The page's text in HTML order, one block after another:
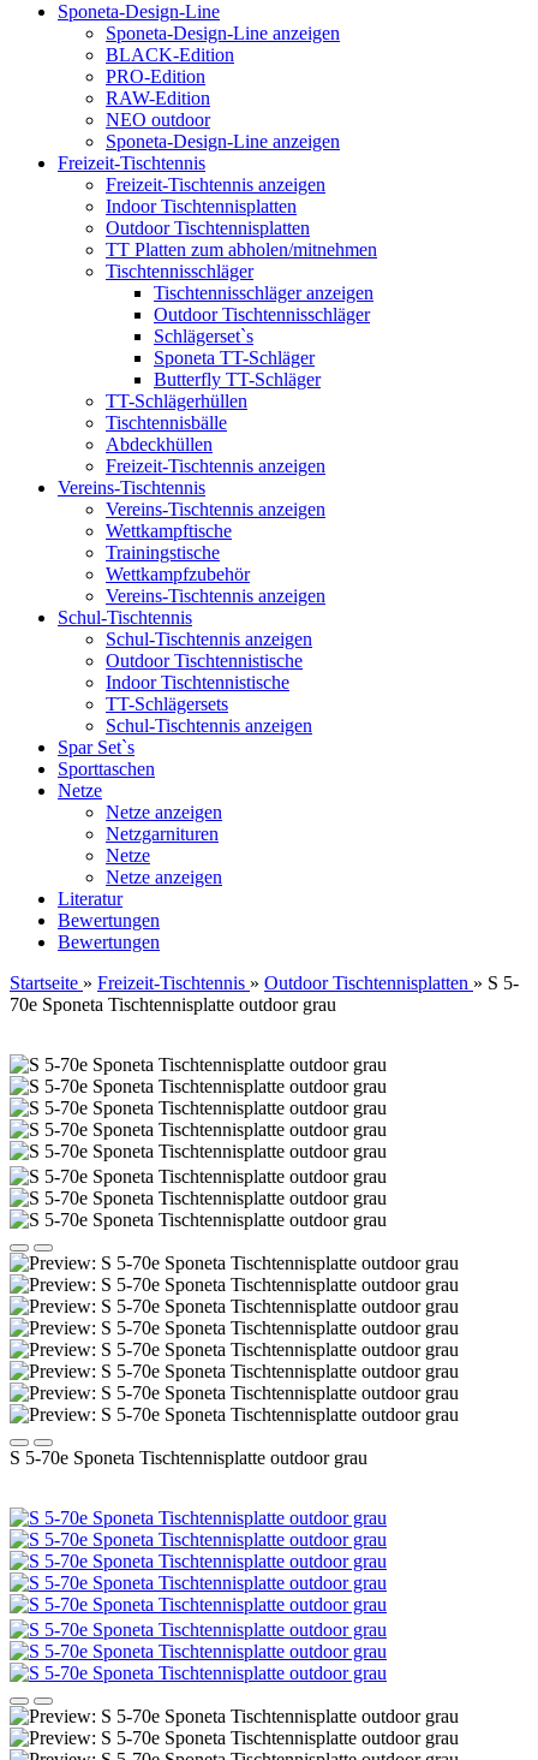
Sponeta-Design-Line
Sponeta-Design-Line anzeigen
BLACK-Edition
PRO-Edition
RAW-Edition
NEO outdoor
Sponeta-Design-Line anzeigen
Freizeit-Tischtennis
Freizeit-Tischtennis anzeigen
Indoor Tischtennisplatten
Outdoor Tischtennisplatten
TT Platten zum abholen/mitnehmen
Tischtennisschläger
Tischtennisschläger anzeigen
Outdoor Tischtennisschläger
Schlägerset`s
Sponeta TT-Schläger
Butterfly TT-Schläger
TT-Schlägerhüllen
Tischtennisbälle
Abdeckhüllen
Freizeit-Tischtennis anzeigen
Vereins-Tischtennis
Vereins-Tischtennis anzeigen
Wettkampftische
Trainingstische
Wettkampfzubehör
Vereins-Tischtennis anzeigen
Schul-Tischtennis
Schul-Tischtennis anzeigen
Outdoor Tischtennistische
Indoor Tischtennistische
TT-Schlägersets
Schul-Tischtennis anzeigen
Spar Set`s
Sporttaschen
Netze
Netze anzeigen
Netzgarnituren
Netze
Netze anzeigen
Literatur
Bewertungen
Bewertungen
Startseite » Freizeit-Tischtennis » Outdoor Tischtennisplatten » S 5-
70e Sponeta Tischtennisplatte outdoor grau
S 5-70e Sponeta Tischtennisplatte outdoor grau